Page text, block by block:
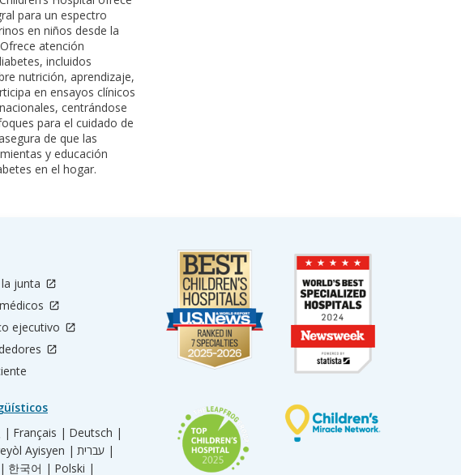
para un espectro
en niños desde la
atención
incluidos
nutrición, aprendizaje,
en ensayos clínicos
centrándose
para el cuidado de
de que las
y educación
en el hogar.
junta
ejecutivo
| Français | Deutsch |
Ayisyen |
עברית |
한국어 | Polski |